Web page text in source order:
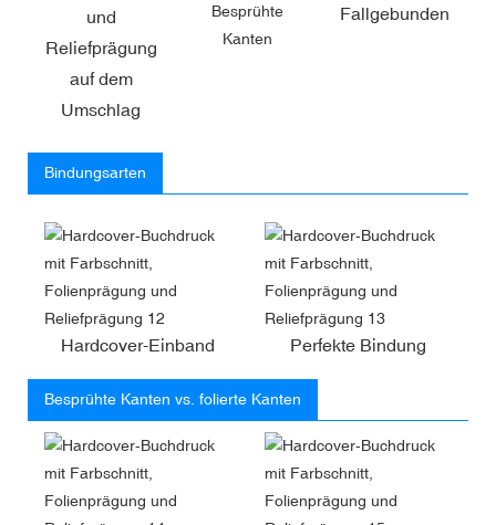
und
Reliefprägung
auf dem
Umschlag
Besprühte
Kanten
Fallgebunden
Bindungsarten
Hardcover-Einband Perfekte Bindung
Besprühte Kanten vs. folierte Kanten